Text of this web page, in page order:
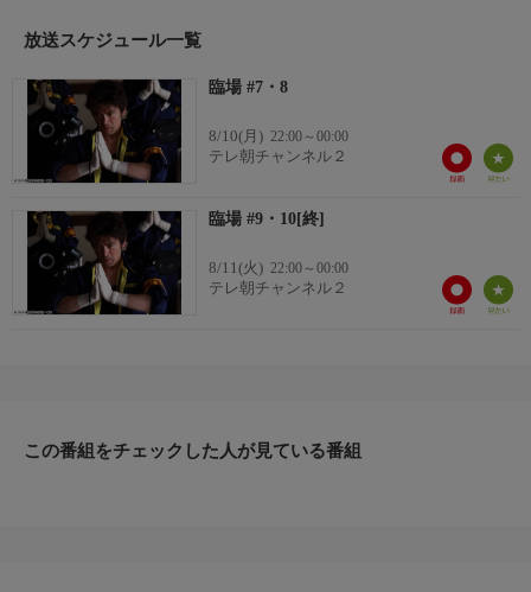
原作：横山秀夫「臨場」（光文社文庫）
放送スケジュール一覧
臨場 #7・8
8/10(月) 22:00～00:00
テレ朝チャンネル２
臨場 #9・10[終]
8/11(火) 22:00～00:00
テレ朝チャンネル２
この番組をチェックした人が見ている番組